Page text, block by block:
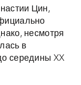
Цин,
несмотря
в
середины XX